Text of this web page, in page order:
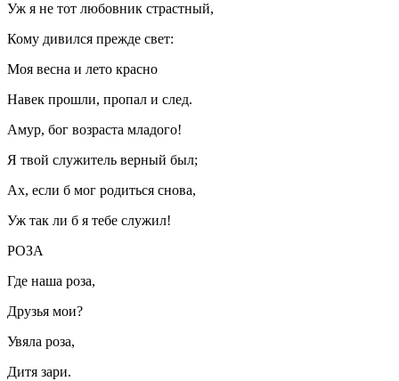
Уж я не тот любовник страстный,
Кому дивился прежде свет:
Моя весна и лето красно
Навек прошли, пропал и след.
Амур, бог возраста младого!
Я твой служитель верный был;
Ах, если б мог родиться снова,
Уж так ли б я тебе служил!
РОЗА
Где наша роза,
Друзья мои?
Увяла роза,
Дитя зари.